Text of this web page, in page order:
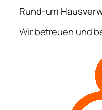
Rund-um
Wir betreuen und